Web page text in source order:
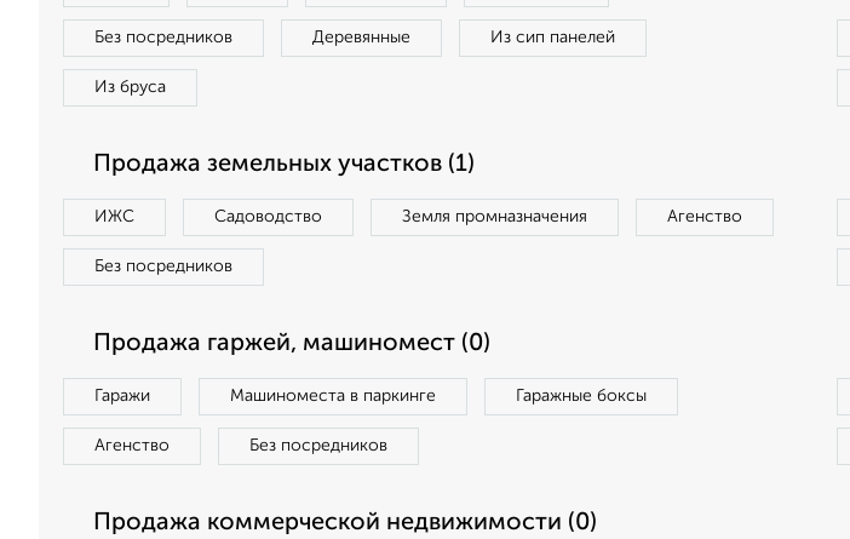
Без посредников Деревянные Из сип панелей
Из бруса
Продажа земельных участков (1)
ИЖС Садоводство Земля промназначения Агенство
Без посредников
Продажа гаржей, машиномест (0)
Гаражи Машиноместа в паркинге Гаражные боксы
Агенство Без посредников
Продажа коммерческой недвижимости (0)